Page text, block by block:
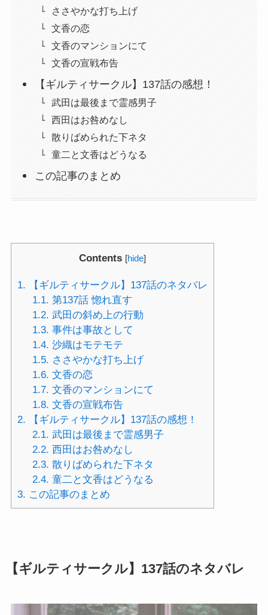
ささやかな打ち上げ
文香の恋
文香のマンションにて
文香の宣戦布告
【ギルティサークル】137話の感想！
武田は最後まで霊感男子
西田はお咎めなし
散りばめられた下ネタ
童二と文香はどうなる
この記事のまとめ
Contents [hide]
1. 【ギルティサークル】137話のネタバレ
1.1. 第137話 惚れ直す
1.2. 武田の斜め上の行動
1.3. 事件は事故として
1.4. 沙織はモテモテ
1.5. ささやかな打ち上げ
1.6. 文香の恋
1.7. 文香のマンションにて
1.8. 文香の宣戦布告
2. 【ギルティサークル】137話の感想！
2.1. 武田は最後まで霊感男子
2.2. 西田はお咎めなし
2.3. 散りばめられた下ネタ
2.4. 童二と文香はどうなる
3. この記事のまとめ
【ギルティサークル】137話のネタバレ